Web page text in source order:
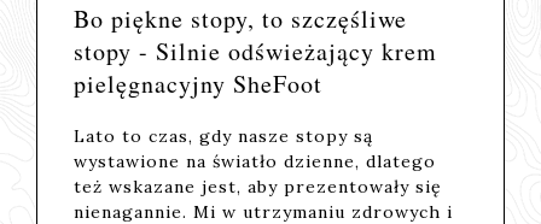
Bo piękne stopy, to szczęśliwe
stopy - Silnie odświeżający krem
pielęgnacyjny SheFoot
Lato to czas, gdy nasze stopy są
wystawione na światło dzienne, dlatego
też wskazane jest, aby prezentowały się
nienagannie. Mi w utrzymaniu zdrowych i